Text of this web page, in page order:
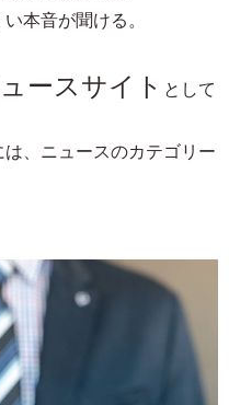
本音が聞ける。
ースサイト として
、ニュースのカテゴリー